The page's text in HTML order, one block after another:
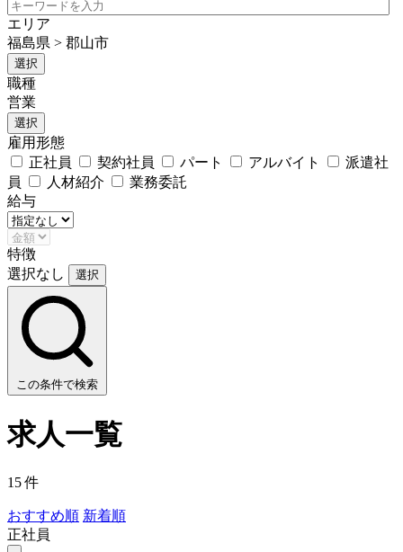
エリア
福島県 > 郡山市
選択
職種
営業
選択
雇用形態
正社員
契約社員 パート アルバイト
派遣社
員
人材紹介
業務委託
給与
特徴
選択なし
選択
この条件で検索
求人一覧
15 件
おすすめ順 新着順
正社員